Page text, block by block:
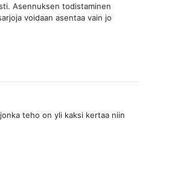
Asennuksen todistaminen
voidaan asentaa vain jo
teho on yli kaksi kertaa niin